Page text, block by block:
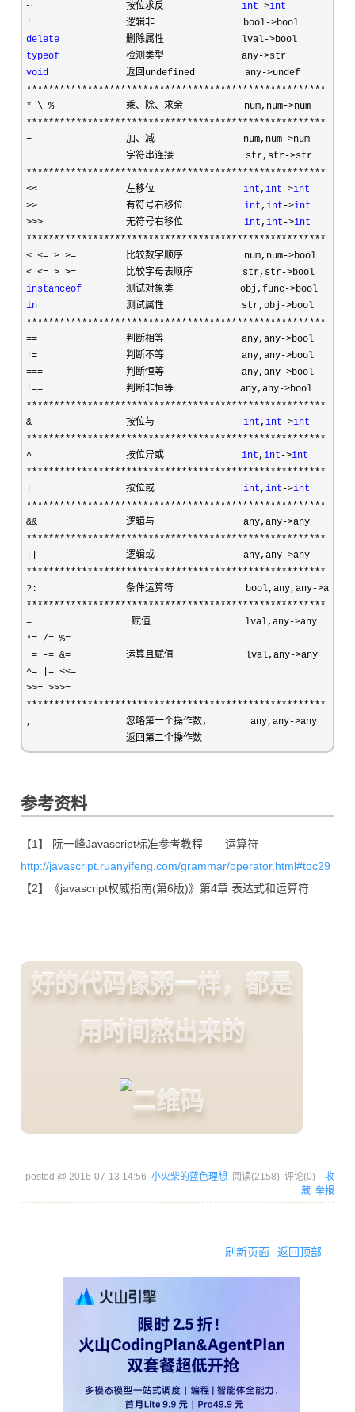
~                 按位求反 int ->int
!                 逻辑非                bool->
delete
            删除属性              lval->
typeof
            检测类型              any->
void
              返回undefined         any->
******************************************************
* \ %             乘、除、求余           num,num->
******************************************************
+ -               加、减                num,num->
+                 字符串连接             str,str->
******************************************************
<<                左移位 int, int ->int
>>                有符号右移位 int, int ->int
>>>               无符号右移位 int, int ->int
******************************************************
< <= > >=         比较数字顺序           num,num->
< <= > >=         比较字母表顺序         str,str->
instanceof
        测试对象类            obj,func->
in
                测试属性              str,obj->
******************************************************
==                判断相等              any,any->
!=                判断不等              any,any->
===               判断恒等              any,any->
!==               判断非恒等            any,any->
******************************************************
&                 按位与 int, int ->int
******************************************************
^                 按位异或 int, int ->int
******************************************************
|                 按位或 int, int ->int
******************************************************
&&                逻辑与                any,any->
******************************************************
||                逻辑或                any,any->
******************************************************
?:                条件运算符             bool,any,any->
******************************************************
=                  赋值                 lval,any->
*= /= %=
+= -= &=          运算且赋值             lval,any->
^= |= <<=
>>= >>>=
******************************************************
,                 忽略第一个操作数，       any,any->any
                  返回第二个操作数
参考资料
【1】 阮一峰Javascript标准参考教程——运算符
http://javascript.ruanyifeng.com/grammar/operator.html#toc29
【2】《javascript权威指南(第6版)》第4章 表达式和运算符
好的代码像粥一样，都是
用时间熬出来的
posted @ 2016-07-13 14:56 小火柴的蓝色理想 阅读(2158) 评论(0) 收
藏 举报
刷新页面 返回顶部